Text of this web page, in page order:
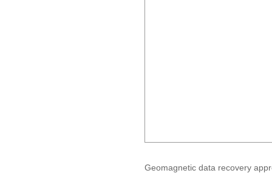
Geomagnetic data recovery